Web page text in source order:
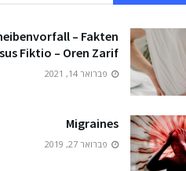
– Fakten
Fiktio – Oren Zarif
פברואר 14, 2021
Migraines
פברואר 27, 2019